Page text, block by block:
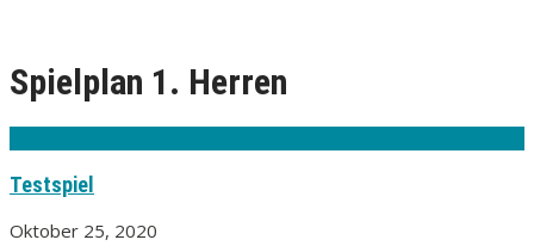
Spielplan 1. Herren
Testspiel
Oktober 25, 2020